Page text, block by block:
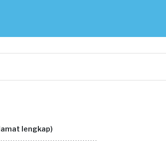
lengkap)